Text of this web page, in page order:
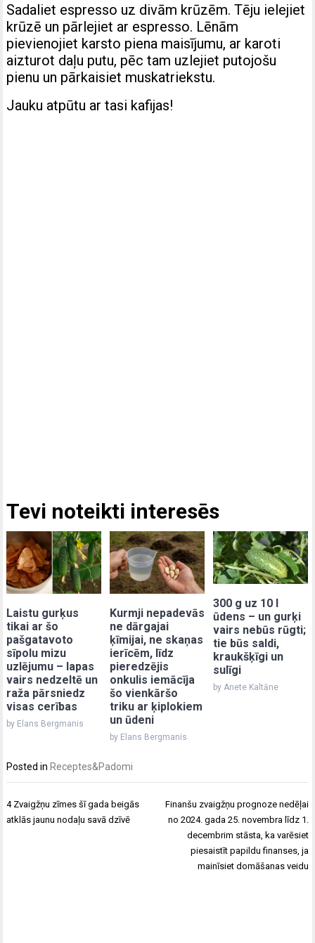
Sadaliet espresso uz divām krūzēm. Tēju ielejiet
krūzē un pārlejiet ar espresso. Lēnām
pievienojiet karsto piena maisījumu, ar karoti
aizturot daļu putu, pēc tam uzlejiet putojošu
pienu un pārkaisiet muskatriekstu.
Jauku atpūtu ar tasi kafijas!
Tevi noteikti interesēs
Laistu gurķus
tikai ar šo
pašgatavoto
sīpolu mizu
uzlējumu – lapas
vairs nedzeltē un
raža pārsniedz
visas cerības
by Elans Bergmanis
Kurmji nepadevās
ne dārgajai
ķīmijai, ne skaņas
ierīcēm, līdz
pieredzējis
onkulis iemācīja
šo vienkāršo
triku ar ķiplokiem
un ūdeni
by Elans Bergmanis
300 g uz 10 l
ūdens – un gurķi
vairs nebūs rūgti;
tie būs saldi,
kraukšķīgi un
sulīgi
by Anete Kaltāne
Posted in Receptes&Padomi
Post
navigation
4 Zvaigžņu zīmes šī gada beigās
atklās jaunu nodaļu savā dzīvē
Finanšu zvaigžņu prognoze nedēļai
no 2024. gada 25. novembra līdz 1.
decembrim stāsta, ka varēsiet
piesaistīt papildu finanses, ja
mainīsiet domāšanas veidu